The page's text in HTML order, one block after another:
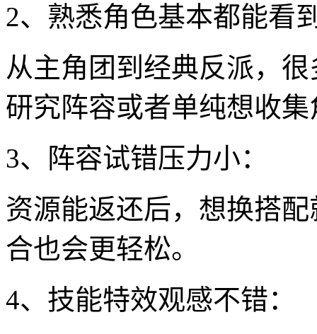
2、熟悉角色基本都能看
从主角团到经典反派，
研究阵容或者单纯想收
3、阵容试错压力小：
资源能返还后，想换搭
合也会更轻松。
4、技能特效观感不错：